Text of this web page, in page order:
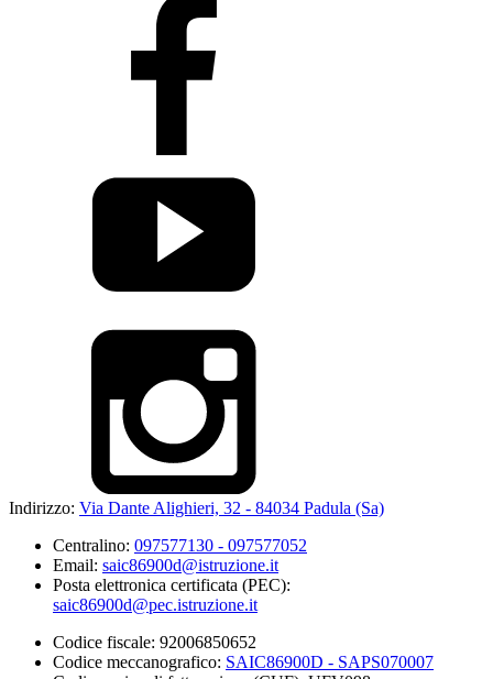
Indirizzo: Via Dante Alighieri, 32 - 84034 Padula (Sa)
Centralino: 097577130 - 097577052
Email: saic86900d@istruzione.it
Posta elettronica certificata (PEC):
saic86900d@pec.istruzione.it
Codice fiscale: 92006850652
Codice meccanografico: SAIC86900D - SAPS070007